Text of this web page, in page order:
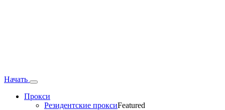
Начать
Прокси
Резидентские проксиFeatured